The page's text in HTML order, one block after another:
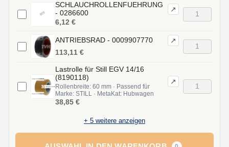
SCHLAUCHROLLENFUEHRUNG
- 0286600
↗
6,12 €
ANTRIEBSRAD - 0009907770 ↗
113,11 €
Lastrolle für Still EGV 14/16
(8190118)
Rollenbreite: 60 mm · Passend für
Marke: STILL · MetaKat: Hubwagen
↗
38,85 €
+ 5 weitere anzeigen